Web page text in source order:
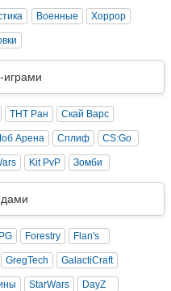
Военные Хоррор
ТНТ Ран Скай Варс
Арена Сплиф CS:Go
Kit PvP Зомби
Forestry Flan's
GregTech GalactiCraft
StarWars DayZ